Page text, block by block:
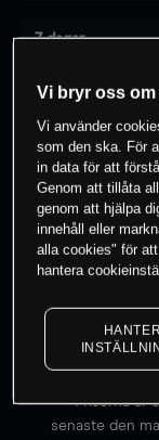
7 dagar
0% av
instrument
Priserna är
senaste den
Vi bryr oss
Vi använder
som den ska. För
in data för att
Genom att tillåta
genom att hjälpa
innehåll eller
alla cookies" för
hantera